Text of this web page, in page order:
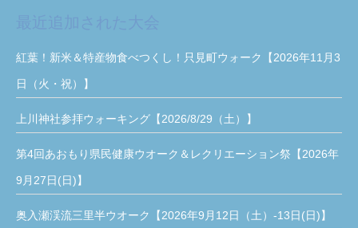
紅葉！新米＆特産物食べつくし！只見町ウォーク【2026年11月3
日（火・祝）】
上川神社参拝ウォーキング【2026/8/29（土）】
第4回あおもり県民健康ウオーク＆レクリエーション祭【2026年
9月27日(日)】
奥入瀬渓流三里半ウオーク【2026年9月12日（土）-13日(日)】